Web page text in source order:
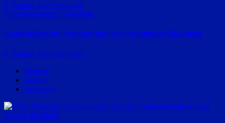
8. August 2026 red_ra24
Polizeimeldungen Straubing
Faustschläge am Festplatz und vor Straubinger Diskothek
8. August 2026 red_ra24
Neueste
Beliebt
Angesagt
Region Straubing